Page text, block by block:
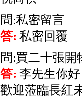
問:私密留言
答: 私密回覆
問:買二十張開
答: 李先生你好
歡迎蒞臨長紅